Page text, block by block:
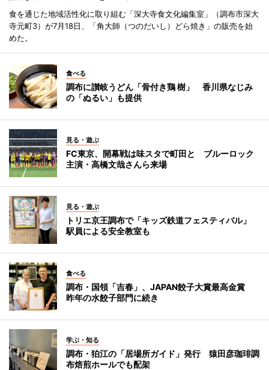
食を通じた地域活性化に取り組む「深大寺食文化編集室」（調布市深大
寺元町3）が7月18日、「角大師（つのだいし）どら焼き」の販売を始
めた。
食べる
調布に讃岐うどん「骨付き鶏 樹」 香川県なじみ
の「ぬるい」も提供
見る・遊ぶ
FC東京、開幕戦は味スタで町田と ブルーロック
主演・高橋文哉さんら来場
見る・遊ぶ
トリエ京王調布で「キッズ鉄道フェスティバル」
駅員による安全教室も
食べる
調布・国領「吉春」、JAPAN餃子大賞最高金賞
昨年の水餃子部門に続き
学ぶ・知る
調布・狛江の「居場所ガイド」発行 猿田彦珈琲調
布焙煎ホールでも配架